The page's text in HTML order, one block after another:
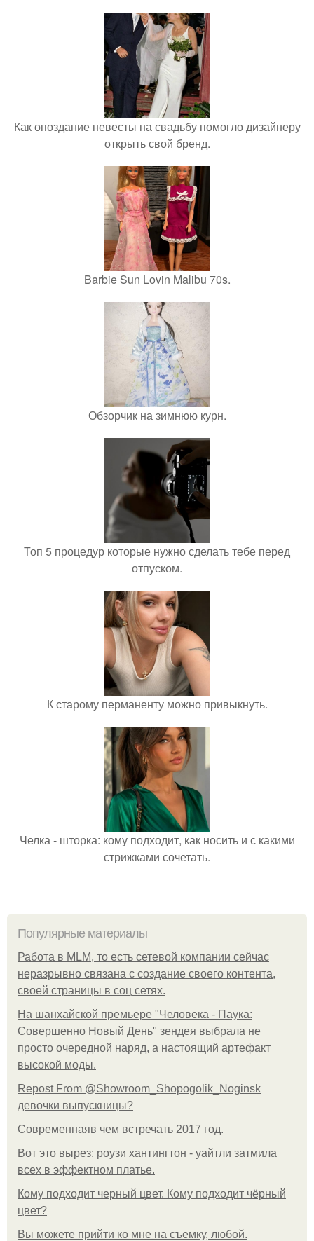
Как опоздание невесты на свадьбу помогло дизайнеру
открыть свой бренд.
Barbie Sun Lovin Malibu 70s.
Обзорчик на зимнюю курн.
Топ 5 процедур которые нужно сделать тебе перед
отпуском.
К старому перманенту можно привыкнуть.
Челка - шторка: кому подходит, как носить и с какими
стрижками сочетать.
Популярные материалы
Работа в MLM, то есть сетевой компании сейчас
неразрывно связана с создание своего контента,
своей страницы в соц сетях.
На шанхайской премьере "Человека - Паука:
Совершенно Новый День" зендея выбрала не
просто очередной наряд, а настоящий артефакт
высокой моды.
Repost From @Showroom_Shopogolik_Noginsk
девочки выпускницы?
Современнаяв чем встречать 2017 год.
Вот это вырез: роузи хантингтон - уайтли затмила
всех в эффектном платьe.
Кому подходит черный цвет. Кому подходит чёрный
цвет?
Вы можете прийти ко мне на съемку, любой.